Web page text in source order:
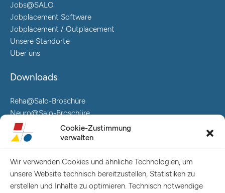
Cookie-Zustimmung
verwalten
Wir verwenden Cookies und ähnliche Technologien, um
unsere Website technisch bereitzustellen, Statistiken zu
erstellen und Inhalte zu optimieren. Technisch notwendige
Jobs@SALO
Jobplacement Software
Jobplacement / Outplacement
Unsere Standorte
Über uns
Downloads
Reha@Salo-Broschüre
Neuro@Salo-Broschüre
AuReA@Salo-Broschüre
Spaldingstraße 57-59 / Rosenallee 6-8
20097 Hamburg
Telefon: +49 (0) 40 23916 – 0